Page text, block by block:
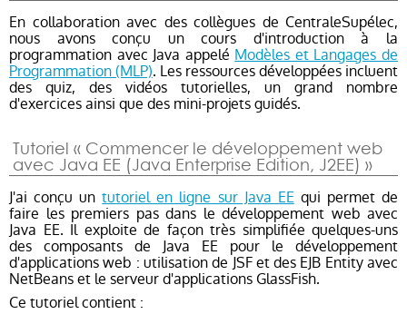
En collaboration avec des collègues de CentraleSupélec,
nous avons conçu un cours d'introduction à la
programmation avec Java appelé Modèles et Langages de
Programmation (MLP). Les ressources développées incluent
des quiz, des vidéos tutorielles, un grand nombre
d'exercices ainsi que des mini-projets guidés.
Tutoriel « Commencer le développement web
avec Java EE (Java Enterprise Edition, J2EE) »
J'ai conçu untutoriel en ligne sur Java EE qui permet de
faire les premiers pas dans le développement web avec
Java EE. Il exploite de façon très simplifiée quelques-uns
des composants de Java EE pour le développement
d'applications web : utilisation de JSF et des EJB Entity avec
NetBeans et le serveur d'applications GlassFish.
Ce tutoriel contient :